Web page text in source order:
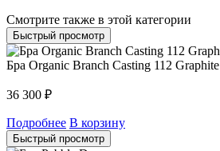
Смотрите также в этой категории
Быстрый просмотр
Бра Organic Branch Casting 112 Graphite
36 300 ₽
Подробнее В корзину
Быстрый просмотр